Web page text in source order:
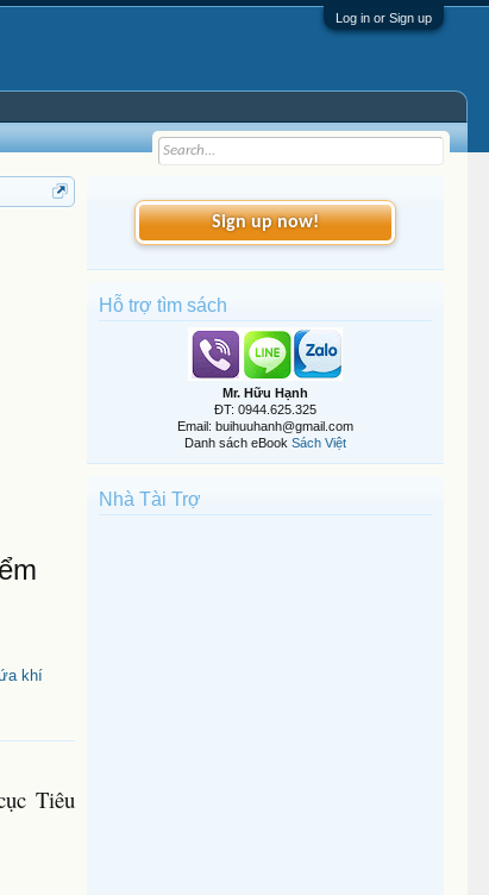
Log in or Sign up
khí
Tiêu
Sign up now!
Hỗ trợ tìm sách
Mr. Hữu Hạnh
ĐT: 0944.625.325
Email: buihuuhanh@gmail.com
Danh sách eBook Sách Việt
Nhà Tài Trợ